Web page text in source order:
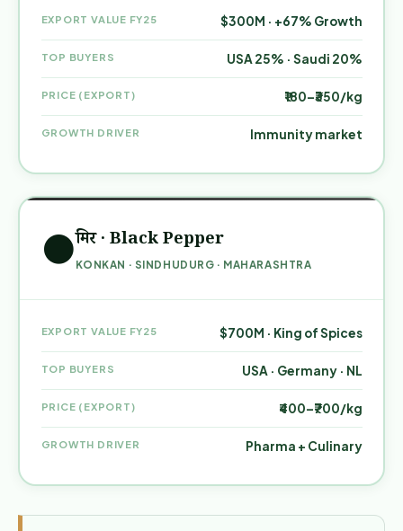
EXPORT VALUE FY25 $300M · +67% Growth
TOP BUYERS USA 25% · Saudi 20%
PRICE (EXPORT) ₹180–₹350/kg
GROWTH DRIVER Immunity market
⚫मिरी · Black Pepper
KONKAN · SINDHUDURG · MAHARASHTRA
EXPORT VALUE FY25 $700M · King of Spices
TOP BUYERS USA · Germany · NL
PRICE (EXPORT) ₹400–₹700/kg
GROWTH DRIVER Pharma + Culinary